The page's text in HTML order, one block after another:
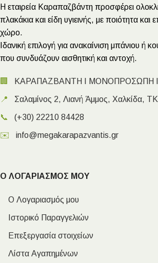
Η εταιρεία Καραπαζβάντη προσφέρει
πλακάκια και είδη υγιεινής, με ποιότητα και
χώρο.
Ιδανική επιλογή για ανακαίνιση μπάνιου ή
που συνδυάζουν αισθητική και αντοχή.
🏢 ΚΑΡΑΠΑΖΒΑΝΤΗ Ι ΜΟΝΟΠΡΟΣΩΠΗ
📍 Σαλαμίνος 2, Λιανή Άμμος, Χαλκίδα,
📞 (+30) 22210 84428
✉️ info@megakarapazvantis.gr
Ο ΛΟΓΑΡΙΑΣΜΟΣ ΜΟΥ
Ο Λογαριασμός μου
Ιστορικό Παραγγελιών
Επεξεργασία στοιχείων
Λίστα Αγαπημένων